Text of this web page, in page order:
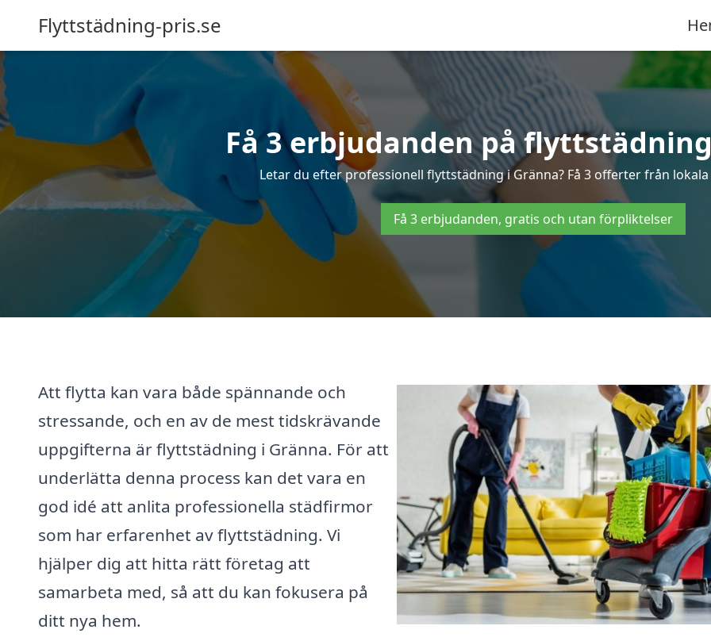
Flyttstädning-pris.se
Få 3 erbjudanden på
Letar du efter professionell flyttstädning i Gränna? Få 3 offerter från
Få 3 erbjudanden, gratis och utan förpliktelser
Att flytta kan vara både spännande och
stressande, och en av de mest tidskrävande
uppgifterna är flyttstädning i Gränna. För att
underlätta denna process kan det vara en
god idé att anlita professionella städfirmor
som har erfarenhet av flyttstädning. Vi
hjälper dig att hitta rätt företag att
samarbeta med, så att du kan fokusera på
ditt nya hem.